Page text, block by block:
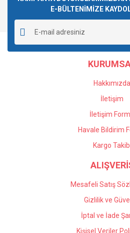
Yorum Yaz
Ürün resmi kalitesiz, bozuk veya
Ürün açıklamasında eksik bilgiler
Ürün bilgilerinde hatalar bulunuyor.
Ürün fiyatı diğer sitelerden daha
Gönder
E-BÜLTENİMİZE
Hakkımızda
İletişim
İletişim
Havale Bildirim
Kargo
Mesafeli Satış
Gizlilik ve
İptal ve İade
Kişisel Veriler